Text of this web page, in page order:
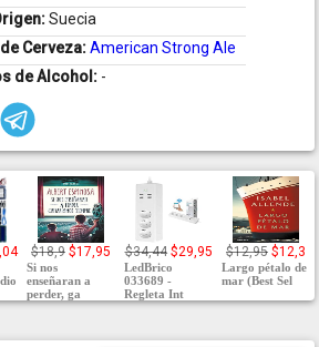
Suecia
Cerveza:American Strong Ale
de Alcohol: -
$18,9 $17,95
Si nos
enseñaran a
perder, ga
$34,44 $29,95
LedBrico
033689 -
Regleta Int
$12,95 $12,3
Largo pétalo de
mar (Best Sel